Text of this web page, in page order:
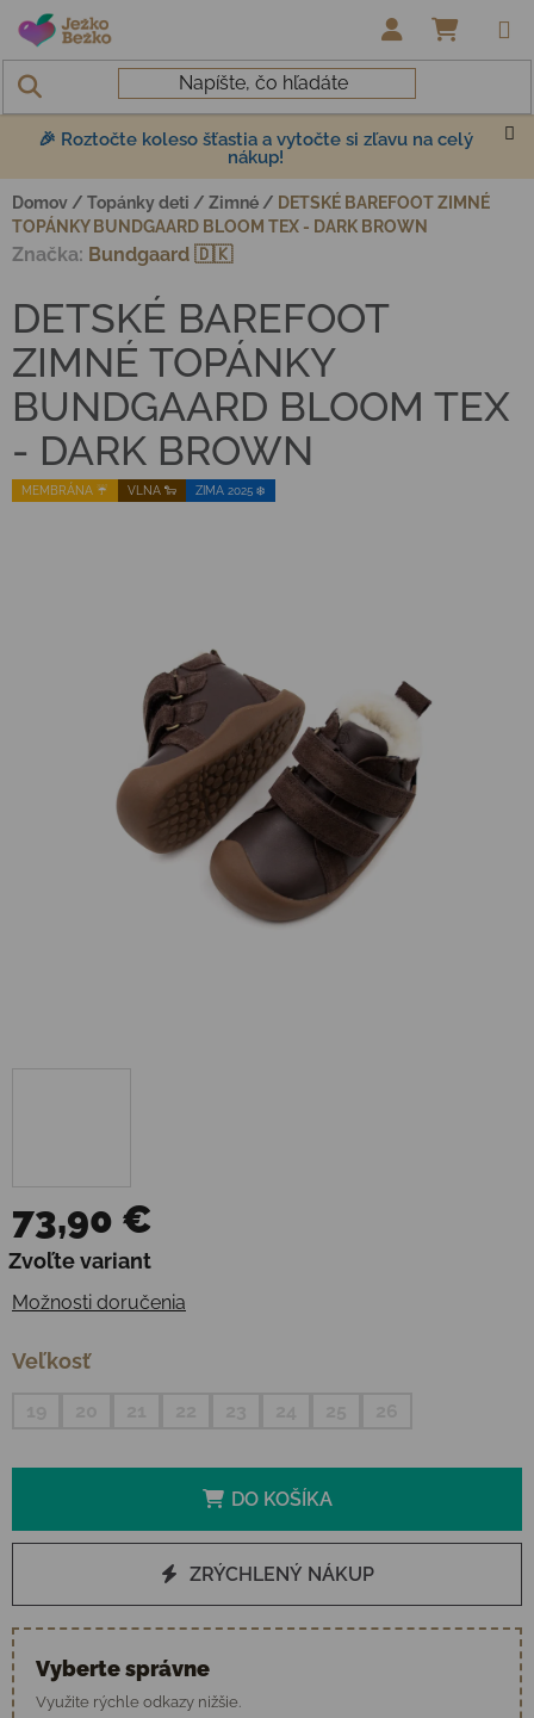
Prejsť na obsah
🎉 Roztočte koleso šťastia a vytočte si zľavu na celý
nákup!
Domov / Topánky deti / Zimné / DETSKÉ BAREFOOT ZIMNÉ
TOPÁNKY BUNDGAARD BLOOM TEX - DARK BROWN
73,90 €
Jednotková cena:
Zvoľte variant
Možnosti doručenia
Veľkosť
DO KOŠÍKA
ZRÝCHLENÝ NÁKUP
Vyberte správne
Využite rýchle odkazy nižšie.
MEMBRÁNA ☔️ VLNA 🐑 ZIMA 2025 ❄️
DETSKÉ BAREFOOT
ZIMNÉ TOPÁNKY
BUNDGAARD BLOOM TEX
- DARK BROWN
Značka: Bundgaard 🇩🇰